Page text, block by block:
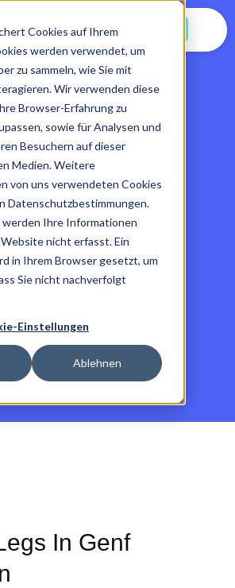
Cookies auf Ihrem
werden verwendet, um
zu sammeln, wie Sie mit
Wir verwenden diese
Browser-Erfahrung zu
sowie für Analysen und
Besuchern auf dieser
Medien. Weitere
von uns verwendeten Cookies
Datenschutzbestimmungen.
werden Ihre Informationen
nicht erfasst. Ein
in Ihrem Browser gesetzt, um
Sie nicht nachverfolgt
Einstellungen
Ablehnen
In Genf